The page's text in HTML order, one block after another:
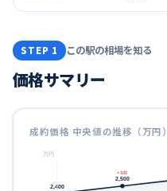
STEP 1 この駅の相場を知る
価格サマリー
成約価格 中央値の推移（万円）
万円
2,400
2,500
+100